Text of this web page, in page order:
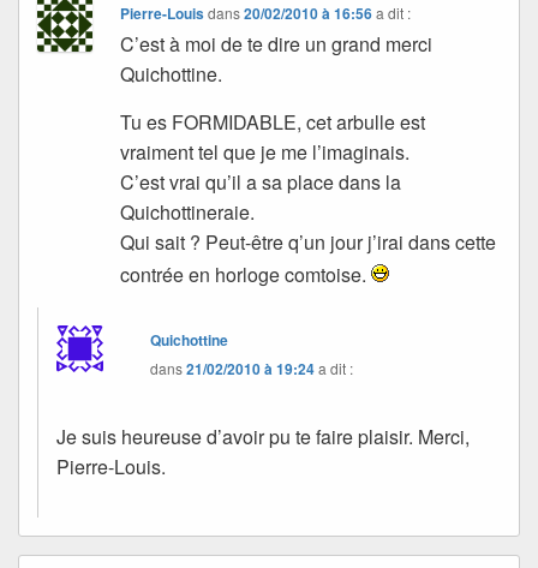
Pierre-Louisdans20/02/2010 à 16:56 a dit :
C’est à moi de te dire un grand merci
Quichottine.
Tu es FORMIDABLE, cet arbulle est
vraiment tel que je me l’imaginais.
C’est vrai qu’il a sa place dans la
Quichottineraie.
Qui sait ? Peut-être q’un jour j’irai dans cette
contrée en horloge comtoise.
Quichottine
dans21/02/2010 à 19:24a dit :
Je suis heureuse d’avoir pu te faire plaisir. Merci,
Pierre-Louis.